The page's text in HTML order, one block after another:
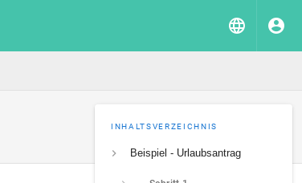
INHALTSVERZEICHNIS
Beispiel - Urlaubsantrag